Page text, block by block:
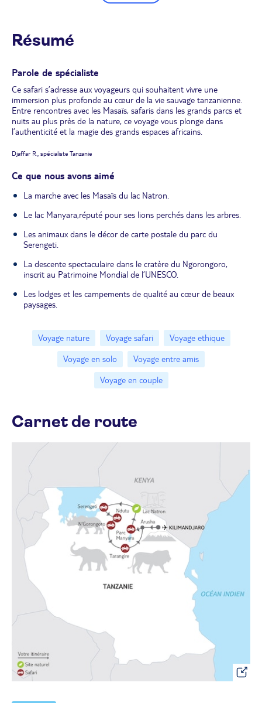
Résumé
Parole de spécialiste
Ce safari s’adresse aux voyageurs qui souhaitent vivre une
immersion plus profonde au cœur de la vie sauvage tanzanienne.
Entre rencontres avec les Masaïs, safaris dans les grands parcs et
nuits au plus près de la nature, ce voyage vous plonge dans
l’authenticité et la magie des grands espaces africains.
Djaffar R., spécialiste Tanzanie
Ce que nous avons aimé
La marche avec les Masaïs du lac Natron.
Le lac Manyara,réputé pour ses lions perchés dans les arbres.
Les animaux dans le décor de carte postale du parc du
Serengeti.
La descente spectaculaire dans le cratère du Ngorongoro,
inscrit au Patrimoine Mondial de l’UNESCO.
Les lodges et les campements de qualité au cœur de beaux
paysages.
Voyage nature Voyage safari
Voyage ethique
Voyage en solo
Voyage entre amis
Voyage en couple
Carnet de route